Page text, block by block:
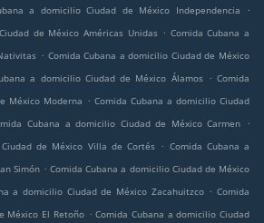
a domicilio Ciudad de México Independencia
.
de México Américas Unidas . Comida Cubana a
. Comida Cubana a domicilio Ciudad de México
a domicilio Ciudad de México Álamos . Comida
México Moderna . Comida Cubana a domicilio Ciudad
Cubana a domicilio Ciudad de México Carmen
.
de México Villa de Cortés . Comida Cubana a
Simón . Comida Cubana a domicilio Ciudad de México
a domicilio Ciudad de México Zacahuitzco . Comida
México El Retoño . Comida Cubana a domicilio Ciudad